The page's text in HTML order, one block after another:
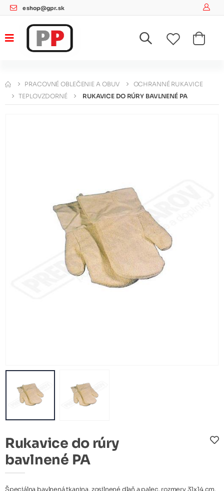
eshop@gpr.sk
PRACOVNÉ OBLEČENIE A OBUV
OCHRANNÉ RUKAVICE
TEPLOVZDORNÉ
RUKAVICE DO RÚRY BAVLNENÉ PA
Rukavice do rúry
bavlnené PA